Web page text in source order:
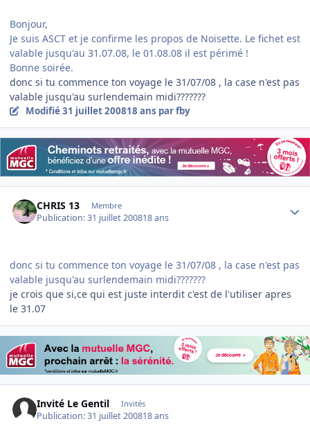
Bonjour,
Je suis ASCT et je confirme les propos de Noisette. Le fichet est
valable jusqu'au 31.07.08, le 01.08.08 il est périmé !
Bonne soirée.
donc si tu commence ton voyage le 31/07/08 , la case n'est pas
valable jusqu'au surlendemain midi???????
Modifié31 juillet 200818 ans par fby
CHRIS 13 Membre
Publication:31 juillet 200818 ans
donc si tu commence ton voyage le 31/07/08 , la case n'est pas
valable jusqu'au surlendemain midi???????
je crois que si,ce qui est juste interdit c'est de l'utiliser apres
le 31.07
Invité Le Gentil Invités
Publication:31 juillet 200818 ans